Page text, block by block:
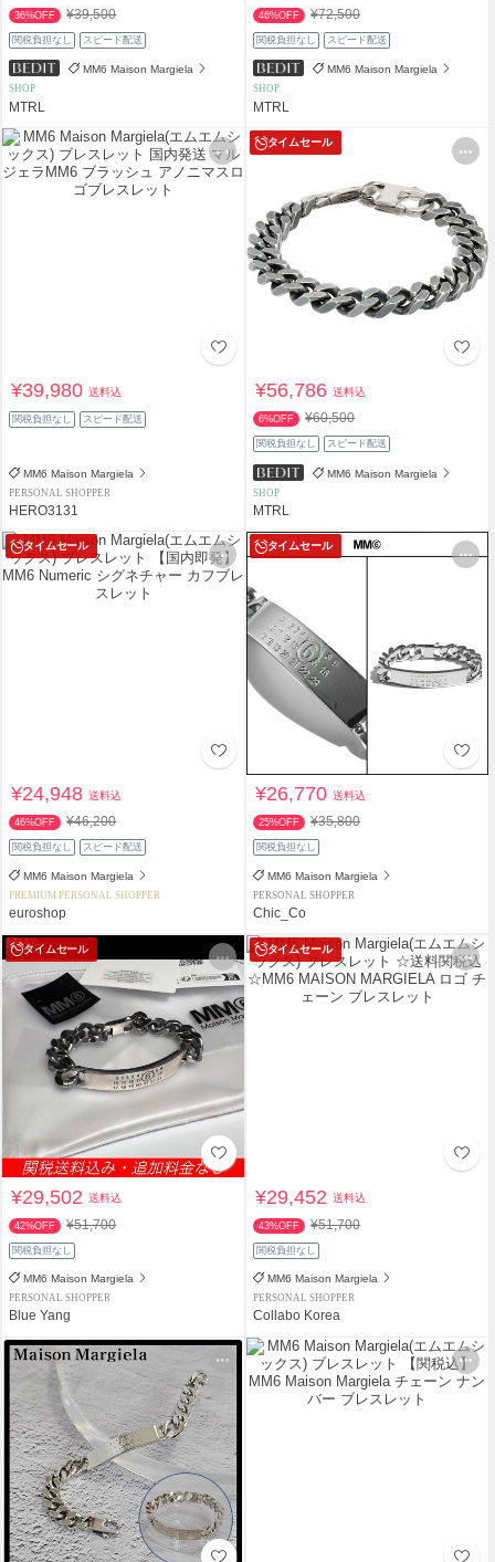
36%OFF ¥39,500
関税負担なし スピード配送
MM6 Maison Margiela
SHOP
MTRL
46%OFF ¥72,500
関税負担なし スピード配送
MM6 Maison Margiela
SHOP
MTRL
¥39,980送料込
関税負担なし スピード配送
MM6 Maison Margiela
PERSONAL SHOPPER
HERO3131
タイムセール
¥56,786送料込
6%OFF ¥60,500
関税負担なし スピード配送
MM6 Maison Margiela
SHOP
MTRL
タイムセール
¥24,948送料込
46%OFF ¥46,200
関税負担なし スピード配送
MM6 Maison Margiela
PREMIUM PERSONAL SHOPPER
euroshop
タイムセール
¥26,770送料込
25%OFF ¥35,800
関税負担なし
MM6 Maison Margiela
PERSONAL SHOPPER
Chic_Co
タイムセール
¥29,502送料込
42%OFF ¥51,700
関税負担なし
MM6 Maison Margiela
PERSONAL SHOPPER
Blue Yang
タイムセール
¥29,452送料込
43%OFF ¥51,700
関税負担なし
MM6 Maison Margiela
PERSONAL SHOPPER
Collabo Korea